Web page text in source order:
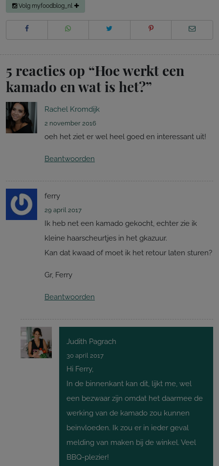
Volg myfoodblog_nl
5 reacties op “Hoe werkt een
kamado en wat is het?”
Rachel Kromdijk
2 november 2016
oeh het ziet er wel heel goed en interessant uit!
Beantwoorden
ferry
29 april 2017
Ik heb net een kamado gekocht, echter zie ik
kleine haarscheurtjes in het gkazuur.
Kan dat kwaad of moet ik het retour laten sturen?
Gr, Ferry
Beantwoorden
Judith Pagrach
30 april 2017
Hi Ferry,
In de binnenkant kan dit, lijkt me, wel
een bezwaar zijn omdat het daarmee de
werking van de kamado zou kunnen
beïnvloeden. Ik zou er in ieder geval
melding van maken bij de winkel. Veel
BBQ-plezier!